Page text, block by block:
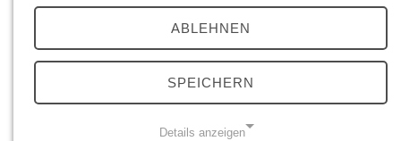
PMW 350-S90ABLEHNEN
SPEICHERN
Details anzeigen